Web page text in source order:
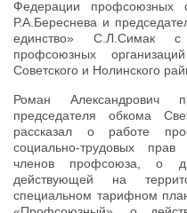
Федерации профсоюзных
Р.А.Береснева и
единство» С.Л.Симак с
профсоюзных
Советского и Нолинского
Роман Александрович
председателя обкома
рассказал о работе
социально-трудовых
членов профсоюза, о
действующей на
специальном тарифном